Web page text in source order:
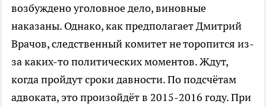
возбуждено уголовное дело, виновные
наказаны. Однако, как предполагает Дмитрий
Врачов, следственный комитет не торопится из-
за каких-то политических моментов. Ждут,
когда пройдут сроки давности. По подсчётам
адвоката, это произойдёт в 2015-2016 году. При